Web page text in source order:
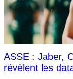
ASSE : Jaber,
révèlent les